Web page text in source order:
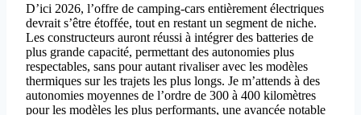
D’ici 2026, l’offre de camping-cars entièrement électriques
devrait s’être étoffée, tout en restant un segment de niche.
Les constructeurs auront réussi à intégrer des batteries de
plus grande capacité, permettant des autonomies plus
respectables, sans pour autant rivaliser avec les modèles
thermiques sur les trajets les plus longs. Je m’attends à des
autonomies moyennes de l’ordre de 300 à 400 kilomètres
pour les modèles les plus performants, une avancée notable